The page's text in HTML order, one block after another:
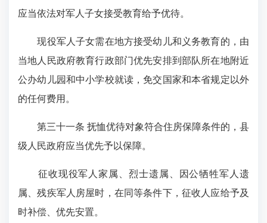
应当依法对军人子女接受教育给予优待。
现役军人子女需在地方接受幼儿和义务教育的，由
当地人民政府教育行政部门优先安排到部队所在地附近
公办幼儿园和中小学校就读，免交国家和本省规定以外
的任何费用。
第三十一条 抚恤优待对象符合住房保障条件的，县
级人民政府应当优先予以保障。
征收现役军人家属、烈士遗属、因公牺牲军人遗
属、残疾军人房屋时，在同等条件下，征收人应给予及
时补偿、优先安置。